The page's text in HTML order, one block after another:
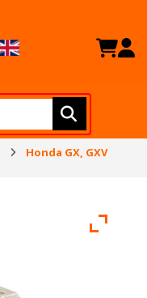
Honda GX, GXV